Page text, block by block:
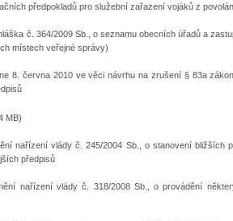
předpokladů pro služební zařazení vojáků z
č. 364/2009 Sb., o seznamu obecních úřadů a
místech veřejné správy)
8. června 2010 ve věci návrhu na zrušení § 83a
MB)
nařízení vlády č. 245/2004 Sb., o stanovení bližších
předpisů
nařízení vlády č. 318/2008 Sb., o provádění